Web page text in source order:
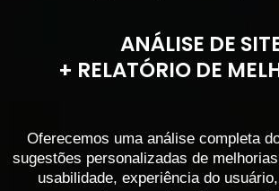
ANÁLISE DE
+ RELATÓRIO DE
Oferecemos uma análise completa
sugestões personalizadas de
usabilidade, experiência do